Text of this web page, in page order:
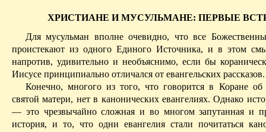
ХРИСТИАНЕ И МУСУЛЬМАНЕ: ПЕРВЫЕ
Для мусульман вполне очевидно, что все
проистекают из одного Единого Источника, и в этом
напротив, удивительно и необъяснимо, если бы
Иисусе принципиально отличался от евангельских рассказов.
Конечно, многого из того, что говорится в Коране
святой матери, нет в канонических евангелиях. Однако
— это чрезвычайно сложная и во многом запутанная и
история, и то, что одни евангелия стали почитаться